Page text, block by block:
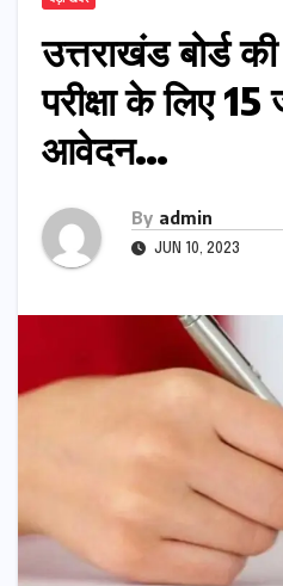
उत्तराखंड बोर्ड
परीक्षा के लिए
आवेदन…
By admin
JUN 10, 2023